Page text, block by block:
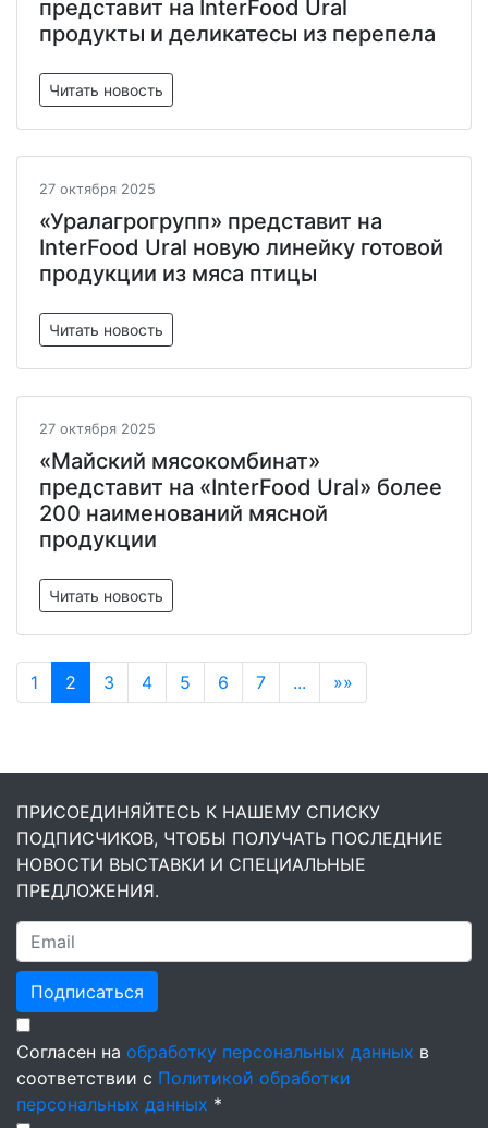
представит на InterFood Ural
продукты и деликатесы из перепела
Читать новость
27 октября 2025
«Уралагрогрупп» представит на
InterFood Ural новую линейку готовой
продукции из мяса птицы
Читать новость
27 октября 2025
«Майский мясокомбинат»
представит на «InterFood Ural» более
200 наименований мясной
продукции
Читать новость
1 2 3 4 5 6 7 ... »»
ПРИСОЕДИНЯЙТЕСЬ К НАШЕМУ СПИСКУ
ПОДПИСЧИКОВ, ЧТОБЫ ПОЛУЧАТЬ ПОСЛЕДНИЕ
НОВОСТИ ВЫСТАВКИ И СПЕЦИАЛЬНЫЕ
ПРЕДЛОЖЕНИЯ.
Подписаться
Согласен на обработку персональных данных в
соответствии с Политикой обработки
персональных данных *